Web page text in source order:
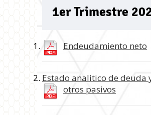
1er Trimestre
Endeudamiento neto
Estado analitico de deuda
otros pasivos